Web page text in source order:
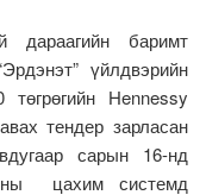
дараагийн баримт
үйлдвэрийн
төгрөгийн Hennessy
тендер зарласан
сарын 16-нд
цахим системд